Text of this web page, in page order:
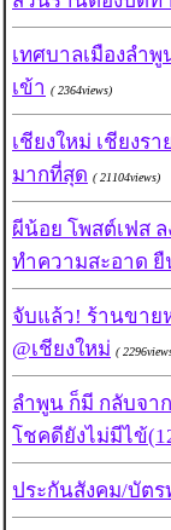
เทศบาลเมืองลำ
เข้า ( 2364views)
เชียงใหม่ เชียงร
มากที่สุด ( 21104views)
ผีน้อย โพสต์เฟส ล
ทำความสะอาด
จับแล้ว! ร้านขาย
@เชียงใหม่ (
ลำพูน ก็มี กลับจา
โชคดียังไม่มีไข้
ประกันสังคม/บัตร